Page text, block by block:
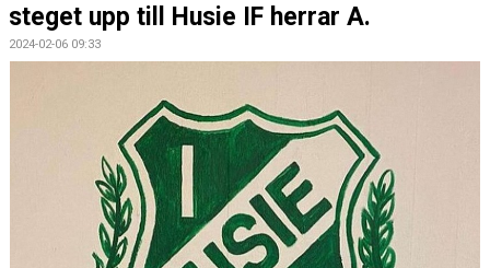
BILDGALLERI
steget upp till Husie IF herrar A.
2024-02-06 09:33